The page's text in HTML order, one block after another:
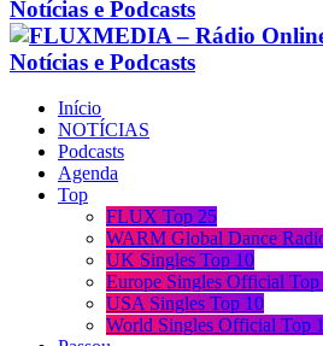
Início
NOTÍCIAS
Podcasts
Agenda
Top
FLUX Top 25
WARM Global Dance
UK Singles Top 10
Europe Singles Official Top
USA Singles Top 10
World Singles Official Top